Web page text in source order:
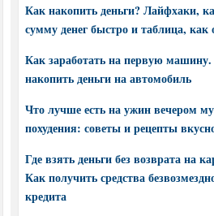
Как накопить деньги? Лайфхаки,
сумму денег быстро и таблица, как
Как заработать на первую
накопить деньги на автомобиль
Что лучше есть на ужин вечером
похудения: советы и рецепты
Где взять деньги без возврата на
Как получить средства
кредита